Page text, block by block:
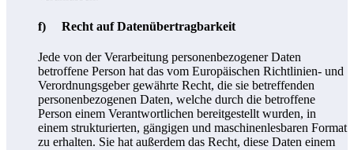
f) Recht auf Datenübertragbarkeit
Jede von der Verarbeitung personenbezogener Daten
betroffene Person hat das vom Europäischen Richtlinien- und
Verordnungsgeber gewährte Recht, die sie betreffenden
personenbezogenen Daten, welche durch die betroffene
Person einem Verantwortlichen bereitgestellt wurden, in
einem strukturierten, gängigen und maschinenlesbaren Format
zu erhalten. Sie hat außerdem das Recht, diese Daten einem